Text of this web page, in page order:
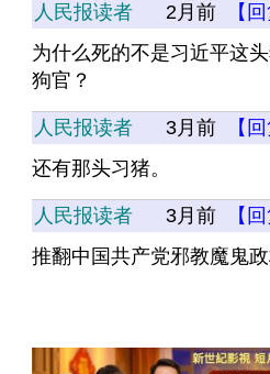
人民报读者 2月前
【
为什么死的不是习近平这
狗官？
人民报读者 3月前
【
还有那头习猪。
人民报读者 3月前
【
推翻中国共产党邪教魔鬼